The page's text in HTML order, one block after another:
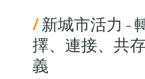
/新城市活力 -
擇、連接、共
義